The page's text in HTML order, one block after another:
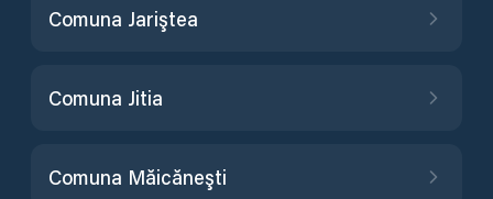
Comuna Jariştea
Comuna Jitia
Comuna Măicăneşti